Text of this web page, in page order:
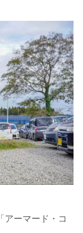
アーマード・コ